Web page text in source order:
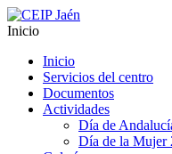
Inicio
Inicio
Servicios del centro
Documentos
Actividades
Día de
Día de la Mujer